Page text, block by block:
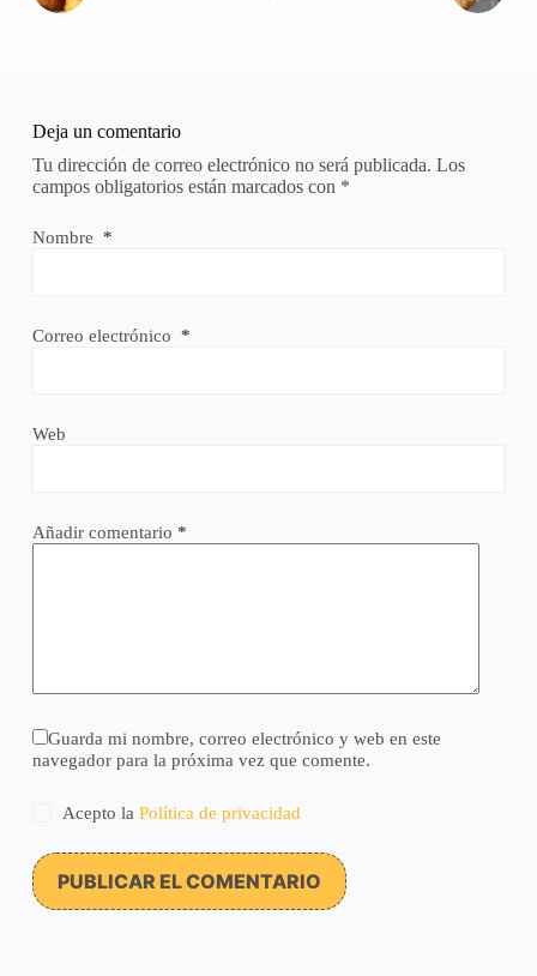
Deja un comentario
Tu dirección de correo electrónico no será publicada. Los
campos obligatorios están marcados con *
Nombre *
Correo electrónico *
Web
Añadir comentario *
Guarda mi nombre, correo electrónico y web en este
navegador para la próxima vez que comente.
Acepto laPolítica de privacidad
PUBLICAR EL COMENTARIO